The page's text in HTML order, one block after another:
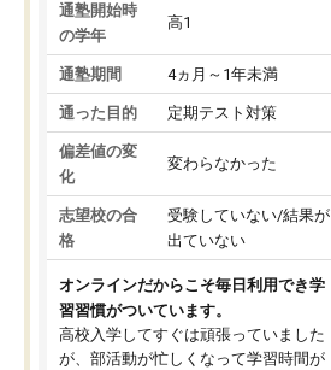
通塾開始時
の学年
高1
通塾期間 4ヵ月～1年未満
通った目的 定期テスト対策
偏差値の変
化
変わらなかった
志望校の合
格
受験していない/結果が
出ていない
オンラインだからこそ毎日利用でき学
習習慣がついています。
高校入学してすぐは頑張っていました
が、部活動が忙しくなって学習時間が